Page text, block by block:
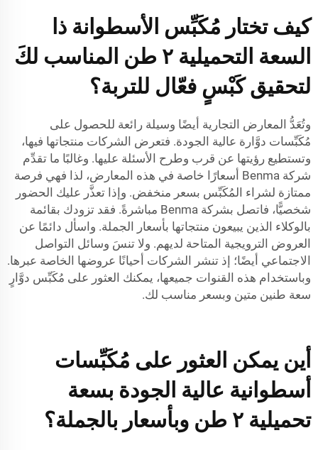
كيف تختار مُكَبِّس الأسطوانة ذا
السعة التحميلية ٢ طن المناسب لكَ
لتحقيق كَبْسٍ فعّال للتربة؟
وتُعَدُّ المعارض التجارية أيضًا وسيلة رائعة للحصول على
مُكَبِّسات دوَّارة عالية الجودة. فتعرض الشركات منتجاتها فيها،
وتستطيع رؤيتها عن قرب وطرح الأسئلة عليها. وغالبًا ما تقدِّم
شركة Benma أسعارًا خاصة في هذه المعارض، لذا فهي فرصة
ممتازة لشراء المُكَبِّس بسعر منخفض. وإذا تعذَّر عليك الحضور
شخصيًّا، فاتصل بشركة Benma مباشرةً. فقد تزودك بقائمة
بالوكلاء الذين يبيعون منتجاتها بأسعار الجملة. واسأل دائمًا عن
العروض الترويجية المتاحة لديهم. ولا تنسَ وسائل التواصل
الاجتماعي أيضًا؛ إذ تنشر الشركات أحيانًا عروضها الخاصة عبرها.
وباستخدام هذه القنوات جميعها، يمكنك العثور على مُكَبِّس دوَّارٍ
سعة طنين متين وبسعر مناسب لك.
أين يمكن العثور على مُكَبِّسات
أسطوانية عالية الجودة بسعة
تحميلية ٢ طن وبأسعار بالجملة؟